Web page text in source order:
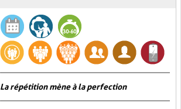
La répétition mène à la perfection